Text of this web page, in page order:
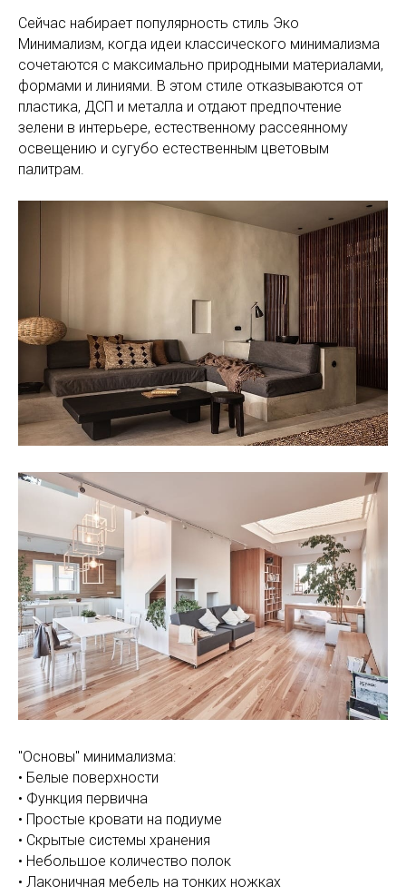
Сейчас набирает популярность стиль Эко
Минимализм, когда идеи классического минимализма
сочетаются с максимально природными материалами,
формами и линиями. В этом стиле отказываются от
пластика, ДСП и металла и отдают предпочтение
зелени в интерьере, естественному рассеянному
освещению и сугубо естественным цветовым
палитрам.
"Основы" минимализма:
• Белые поверхности
• Функция первична
• Простые кровати на подиуме
• Скрытые системы хранения
• Небольшое количество полок
• Лаконичная мебель на тонких ножках